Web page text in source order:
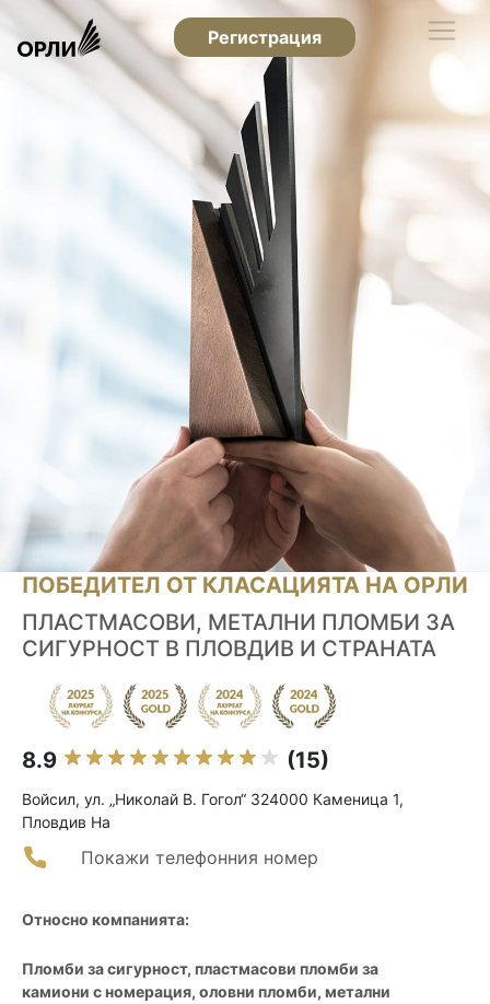
Регистрация
ПОБЕДИТЕЛ ОТ КЛАСАЦИЯТА НА ОРЛИ
ПЛАСТМАСОВИ, МЕТАЛНИ ПЛОМБИ ЗА
СИГУРНОСТ В ПЛОВДИВ И СТРАНАТА
8.9 (15)
Войсил, ул. „Николай В. Гогол“ 324000 Каменица 1,
Пловдив На
Покажи телефонния номер
Относно компанията:
Пломби за сигурност, пластмасови пломби за
камиони с номерация, оловни пломби, метални